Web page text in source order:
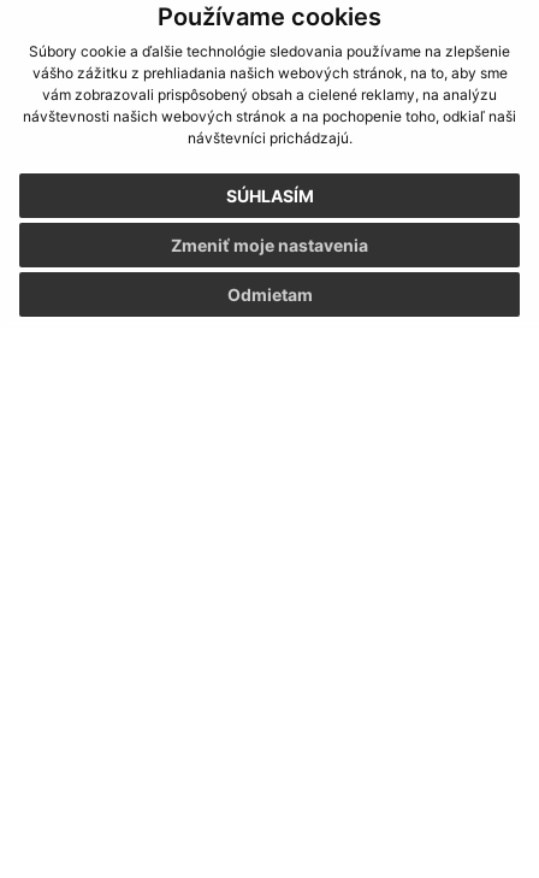
Používame cookies
Súbory cookie a ďalšie technológie sledovania používame na zlepšenie
vášho zážitku z prehliadania našich webových stránok, na to, aby sme
vám zobrazovali prispôsobený obsah a cielené reklamy, na analýzu
návštevnosti našich webových stránok a na pochopenie toho, odkiaľ naši
návštevníci prichádzajú.
SÚHLASÍM
Odmietam
Zmeniť moje nastavenia